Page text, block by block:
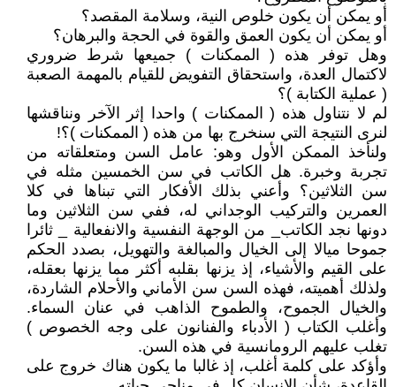
أو يمكن أن يكون خلوص النية، وسلامة المقصد؟
أو يمكن أن يكون العمق والقوة في الحجة والبرهان؟
وهل توفر هذه ( الممكنات ) جميعها شرط ضروري
لاكتمال العدة، واستحقاق التفويض للقيام بالمهمة الصعبة
( عملية الكتابة )؟
لم لا نتناول هذه ( الممكنات ) واحدا إثر الآخر ونناقشها
لنرى النتيجة التي سنخرج بها من هذه ( الممكنات )؟!
ولنأخذ الممكن الأول وهو: عامل السن ومتعلقاته من
تجربة وخبرة. هل الكاتب في سن الخمسين مثله في
سن الثلاثين؟ وأعني بذلك الأفكار التي تبناها في كلا
العمرين والتركيب الوجداني له، ففي سن الثلاثين وما
دونها نجد الكاتب_ من الوجهة النفسية والانفعالية _ ثائرا
جموحا ميالا إلى الخيال والمبالغة والتهويل، بصدد الحكم
على القيم والأشياء، إذ يزنها بقلبه أكثر مما يزنها بعقله،
ولذلك أهميته، فهذه السن سن الأماني والأحلام الشاردة،
والخيال الجموح، والطموح الذاهب في عنان السماء.
وأغلب الكتاب ( الأدباء والفنانون على وجه الخصوص )
تغلب عليهم الرومانسية في هذه السن.
وأؤكد على كلمة أغلب، إذ غالبا ما يكون هناك خروج على